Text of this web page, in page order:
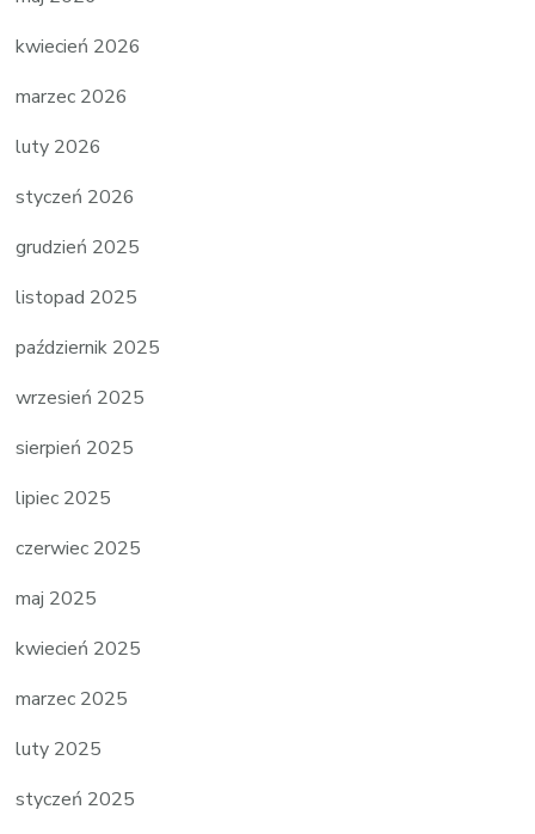
kwiecień 2026
marzec 2026
luty 2026
styczeń 2026
grudzień 2025
listopad 2025
październik 2025
wrzesień 2025
sierpień 2025
lipiec 2025
czerwiec 2025
maj 2025
kwiecień 2025
marzec 2025
luty 2025
styczeń 2025